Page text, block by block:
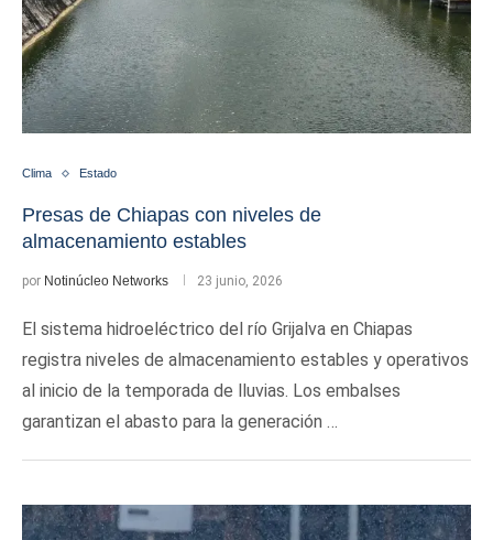
Clima Estado
Presas de Chiapas con niveles de
almacenamiento estables
por Notinúcleo Networks 23 junio, 2026
El sistema hidroeléctrico del río Grijalva en Chiapas
registra niveles de almacenamiento estables y operativos
al inicio de la temporada de lluvias. Los embalses
garantizan el abasto para la generación …